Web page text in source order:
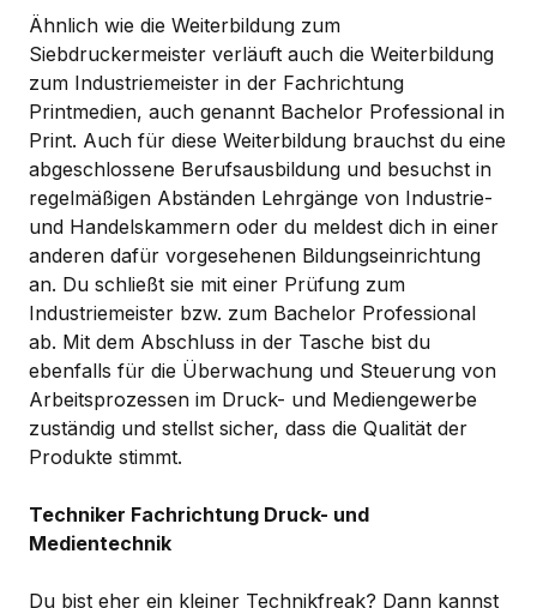
Ähnlich wie die Weiterbildung zum
Siebdruckermeister verläuft auch die Weiterbildung
zum Industriemeister in der Fachrichtung
Printmedien, auch genannt Bachelor Professional in
Print. Auch für diese Weiterbildung brauchst du eine
abgeschlossene Berufsausbildung und besuchst in
regelmäßigen Abständen Lehrgänge von Industrie-
und Handelskammern oder du meldest dich in einer
anderen dafür vorgesehenen Bildungseinrichtung
an. Du schließt sie mit einer Prüfung zum
Industriemeister bzw. zum Bachelor Professional
ab. Mit dem Abschluss in der Tasche bist du
ebenfalls für die Überwachung und Steuerung von
Arbeitsprozessen im Druck- und Mediengewerbe
zuständig und stellst sicher, dass die Qualität der
Produkte stimmt.
Techniker Fachrichtung Druck- und
Medientechnik
Du bist eher ein kleiner Technikfreak? Dann kannst